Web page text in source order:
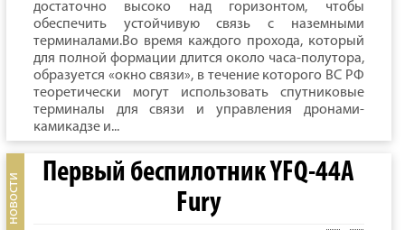
достаточно высоко над горизонтом, чтобы
обеспечить устойчивую связь с наземными
терминалами.Во время каждого прохода, который
для полной формации длится около часа-полутора,
образуется «окно связи», в течение которого ВС РФ
теоретически могут использовать спутниковые
терминалы для связи и управления дронами-
камикадзе и...
Первый беспилотник YFQ-44A
Fury